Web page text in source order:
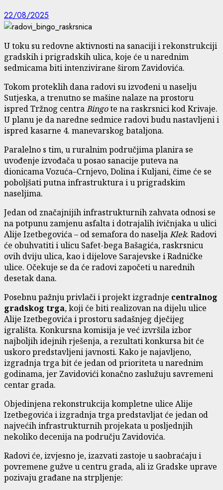
22/08/2025
U toku su redovne aktivnosti na sanaciji i rekonstrukciji
gradskih i prigradskih ulica, koje će u narednim
sedmicama biti intenzivirane širom Zavidovića.
Tokom proteklih dana radovi su izvođeni u naselju
Sutjeska, a trenutno se mašine nalaze na prostoru
ispred Tržnog centraBingote na raskrsnici kod Krivaje.
U planu je da naredne sedmice radovi budu nastavljeni i
ispred kasarne 4. manevarskog bataljona.
Paralelno s tim, u ruralnim područjima planira se
uvođenje izvođača u posao sanacije puteva na
dionicama Vozuća–Crnjevo, Dolina i Kuljani, čime će se
poboljšati putna infrastruktura i u prigradskim
naseljima.
Jedan od značajnijih infrastrukturnih zahvata odnosi se
na potpunu zamjenu asfalta i dotrajalih ivičnjaka u ulici
Alije Izetbegovića – od semafora do naseljaKlek. Radovi
će obuhvatiti i ulicu Safet-bega Bašagića, raskrsnicu
ovih dviju ulica, kao i dijelove Sarajevske i Radničke
ulice. Očekuje se da će radovi započeti u narednih
desetak dana.
Posebnu pažnju privlači i projekt izgradnje centralnog
gradskog trga, koji će biti realizovan na dijelu ulice
Alije Izetbegovića i prostoru sadašnjeg dječijeg
igrališta. Konkursna komisija je već izvršila izbor
najboljih idejnih rješenja, a rezultati konkursa bit će
uskoro predstavljeni javnosti. Kako je najavljeno,
izgradnja trga bit će jedan od prioriteta u narednim
godinama, jer Zavidovići konačno zaslužuju savremeni
centar grada.
Objedinjena rekonstrukcija kompletne ulice Alije
Izetbegovića i izgradnja trga predstavljat će jedan od
najvećih infrastrukturnih projekata u posljednjih
nekoliko decenija na području Zavidovića.
Radovi će, izvjesno je, izazvati zastoje u saobraćaju i
povremene gužve u centru grada, ali iz Gradske uprave
pozivaju građane na strpljenje: